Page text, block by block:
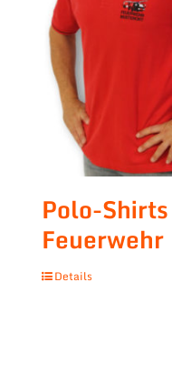
Polo-Shirts
Feuerwehr
Details